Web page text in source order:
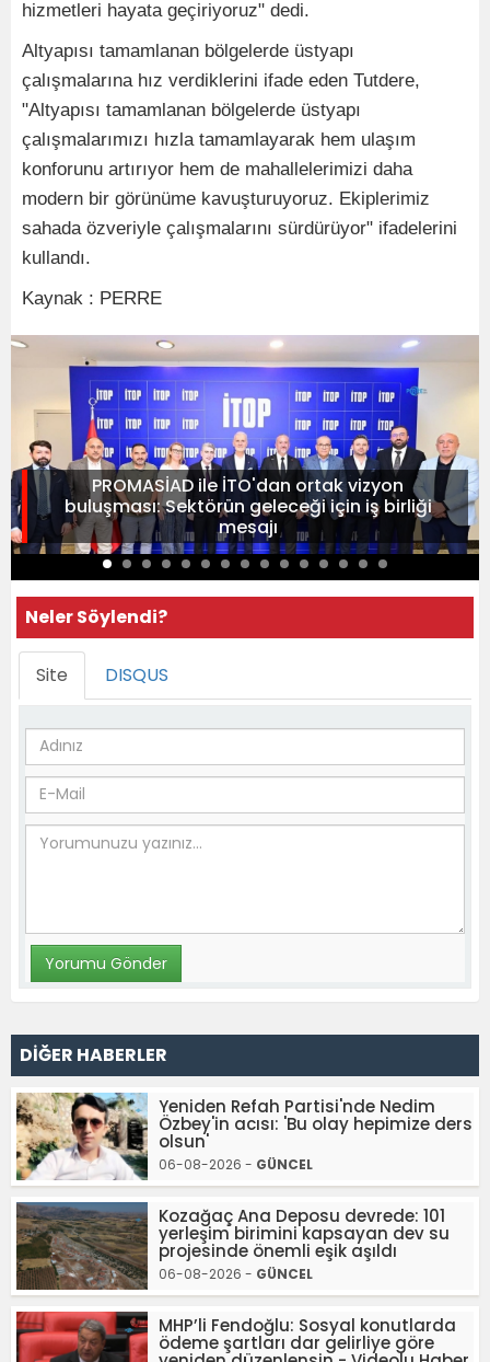
hizmetleri hayata geçiriyoruz" dedi.
Altyapısı tamamlanan bölgelerde üstyapı
çalışmalarına hız verdiklerini ifade eden Tutdere,
"Altyapısı tamamlanan bölgelerde üstyapı
çalışmalarımızı hızla tamamlayarak hem ulaşım
konforunu artırıyor hem de mahallelerimizi daha
modern bir görünüme kavuşturuyoruz. Ekiplerimiz
sahada özveriyle çalışmalarını sürdürüyor" ifadelerini
kullandı.
Kaynak : PERRE
PROMASİAD ile İTO'dan ortak vizyon
buluşması: Sektörün geleceği için iş birliği
mesajı
Neler Söylendi?
Site DISQUS
DİĞER HABERLER
Yeniden Refah Partisi'nde Nedim
Özbey'in acısı: 'Bu olay hepimize ders
olsun'
06-08-2026 - GÜNCEL
Kozağaç Ana Deposu devrede: 101
yerleşim birimini kapsayan dev su
projesinde önemli eşik aşıldı
06-08-2026 - GÜNCEL
MHP’li Fendoğlu: Sosyal konutlarda
ödeme şartları dar gelirliye göre